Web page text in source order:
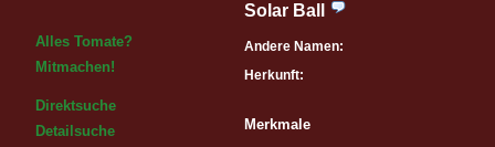
Alles Tomate?
Mitmachen!
Direktsuche
Detailsuche
Solar Ball
Andere Namen:
Herkunft:
Merkmale